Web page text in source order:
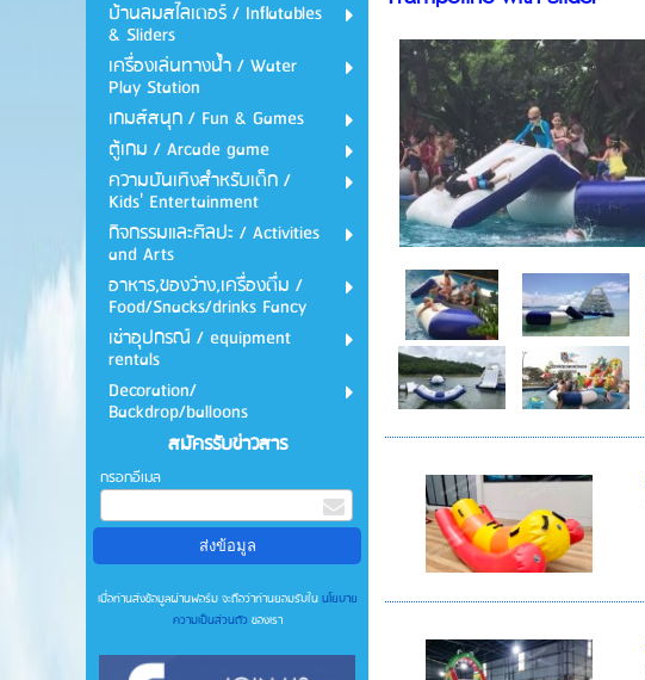
บ้านลมสไลเดอร์ / Inflatables
& Sliders
เครื่องเล่นทางน้ำ / Water
Play Station
เกมส์สนุก / Fun & Games
ตู้เกม / Arcade game
ความบันเทิงสำหรับเด็ก /
Kids' Entertainment
กิจกรรมและศิลปะ / Activities
and Arts
อาหาร,ของว่าง,เครื่องดื่ม /
Food/Snacks/drinks Fancy
เช่าอุปกรณ์ / equipment
rentals
Decoration/
Backdrop/balloons
สมัครรับข่าวสาร
กรอกอีเมล
เมื่อท่านส่งข้อมูลผ่านฟอร์ม จะถือว่าท่านยอมรับในนโยบาย
ความเป็นส่วนตัว ของเรา